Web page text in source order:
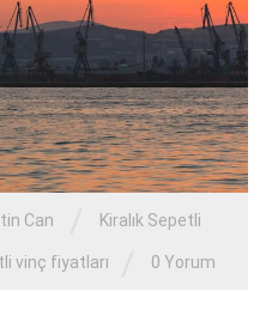
Can Kiralık Sepetli
vinç fiyatları 0 Yorum